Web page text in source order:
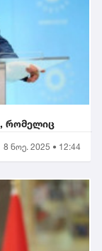
რომელიც
8 ნოე. 2025 • 12:44